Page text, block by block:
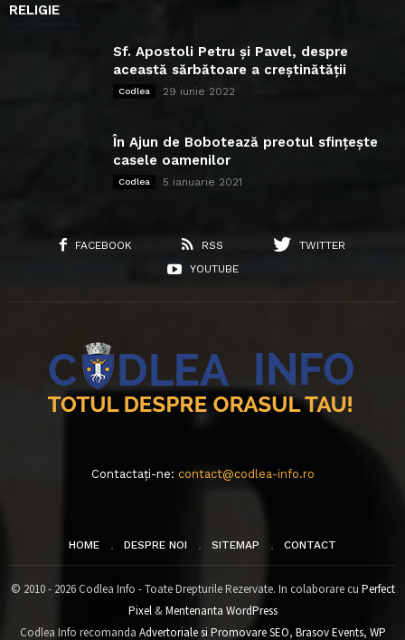
RELIGIE
Sf. Apostoli Petru și Pavel, despre
această sărbătoare a creștinătății
Codlea 29 iunie 2022
În Ajun de Bobotează preotul sfințește
casele oamenilor
Codlea 5 ianuarie 2021
FACEBOOK RSS
TWITTER
YOUTUBE
Contactați-ne: contact@codlea-info.ro
HOME DESPRE NOI SITEMAP CONTACT
© 2010 - 2026 Codlea Info - Toate Drepturile Rezervate. In colaborare cu Perfect
Pixel&Mentenanta WordPress
Codlea Info recomanda Advertoriale si Promovare SEO, Brasov Events, WP